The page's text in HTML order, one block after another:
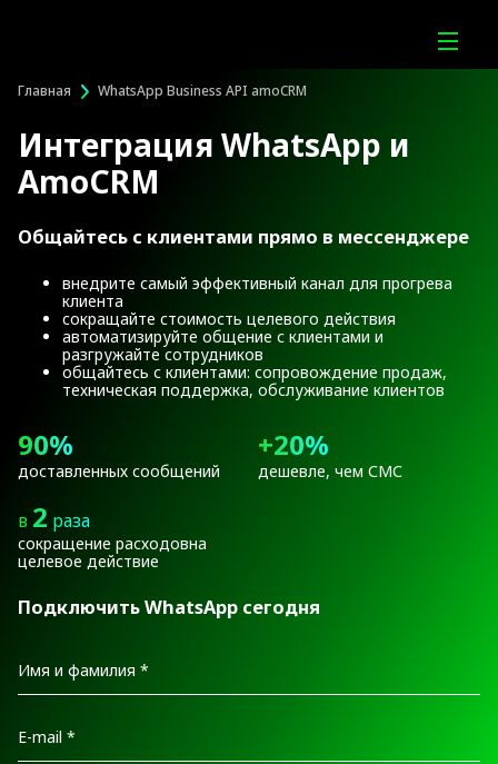
Главная WhatsApp Business API amoCRM
Интеграция WhatsApp и
AmoCRM
Общайтесь с клиентами прямо в мессенджере
внедрите самый эффективный канал для прогрева
клиента
сокращайте стоимость целевого действия
автоматизируйте общение с клиентами и
разгружайте сотрудников
общайтесь с клиентами: сопровождение продаж,
техническая поддержка, обслуживание клиентов
90%
доставленных сообщений
+20%
дешевле, чем СМС
в 2 раза
сокращение расходовна
целевое действие
Подключить WhatsApp сегодня